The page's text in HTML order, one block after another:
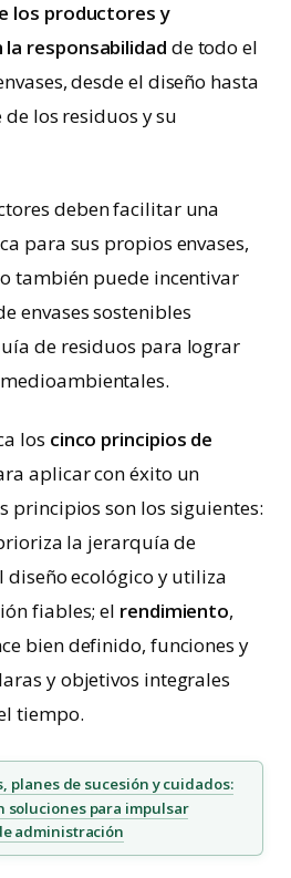
los productores y
responsabilidad de todo el
desde el diseño hasta
los residuos y su
deben facilitar una
para sus propios envases,
también puede incentivar
envases sostenibles
de residuos para lograr
los cinco principios de
aplicar con éxito un
principios son los siguientes:
la jerarquía de
diseño ecológico y utiliza
fiables; el rendimiento,
bien definido, funciones y
y objetivos integrales
tiempo.
planes de sucesión y cuidados:
soluciones para impulsar
administración